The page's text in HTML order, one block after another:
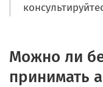
Можно ли
принимать